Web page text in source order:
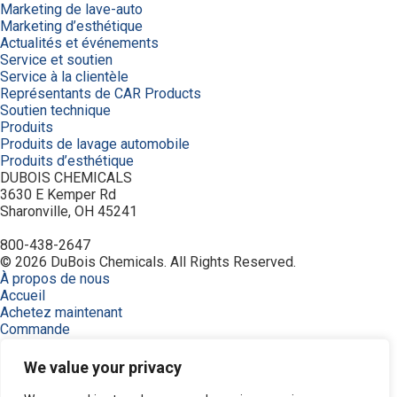
We value your privacy
Marketing de lave-auto
Marketing d’esthétique
Actualités et événements
Service et soutien
Service à la clientèle
Représentants de CAR Products
Soutien technique
Produits
Produits de lavage automobile
Produits d’esthétique
DUBOIS CHEMICALS
3630 E Kemper Rd
Sharonville, OH 45241
800-438-2647
© 2026 DuBois Chemicals. All Rights Reserved.
À propos de nous
Accueil
Achetez maintenant
Commande
Équipement